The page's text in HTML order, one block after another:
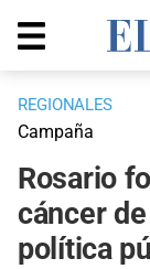
REGIONALES
Campaña
Rosario
cáncer
política